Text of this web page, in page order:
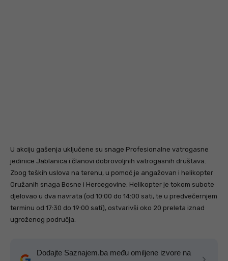
U akciju gašenja uključene su snage Profesionalne vatrogasne
jedinice Jablanica i članovi dobrovoljnih vatrogasnih društava.
Zbog teških uslova na terenu, u pomoć je angažovan i helikopter
Oružanih snaga Bosne i Hercegovine. Helikopter je tokom subote
djelovao u dva navrata (od 10:00 do 14:00 sati, te u predvečernjem
terminu od 17:30 do 19:00 sati), ostvarivši oko 20 preleta iznad
ugroženog područja.
Dodajte Saznajem.ba među omiljene izvore na